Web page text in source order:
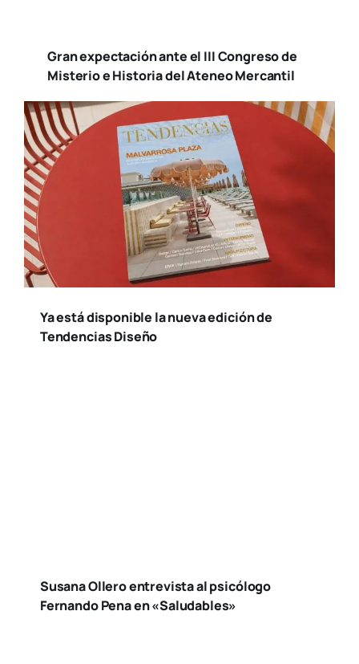
Gran expectación ante el III Congreso de
Misterio e Historia del Ateneo Mercantil
Ya está disponible la nueva edición de
Tendencias Diseño
Susana Ollero entrevista al psicólogo
Fernando Pena en «Saludables»